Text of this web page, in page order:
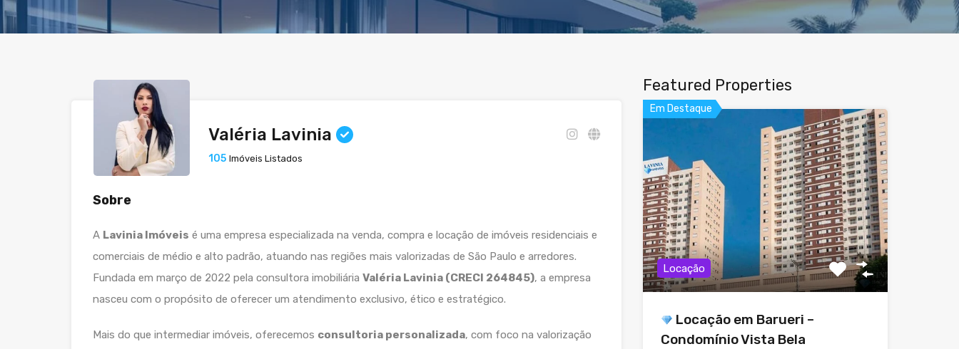
Valéria Lavinia
105 Imóveis Listados
Sobre
A Lavinia Imóveis é uma empresa especializada na venda, compra e locação de imóveis residenciais e
comerciais de médio e alto padrão, atuando nas regiões mais valorizadas de São Paulo e arredores.
Fundada em março de 2022 pela consultora imobiliária Valéria Lavinia (CRECI 264845), a empresa
nasceu com o propósito de oferecer um atendimento exclusivo, ético e estratégico.
Mais do que intermediar imóveis, oferecemos consultoria personalizada, com foco na valorização
Featured Properties
Em Destaque
Locação
Locação em Barueri –
Condomínio Vista Bela